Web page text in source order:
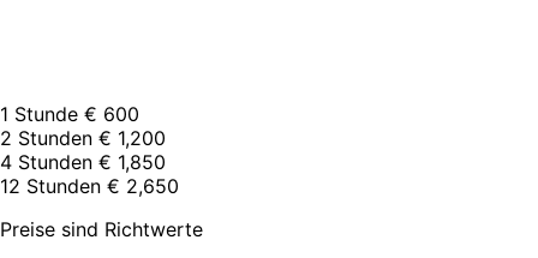
1 Stunde € 600
2 Stunden € 1,200
4 Stunden € 1,850
12 Stunden € 2,650
Preise sind Richtwerte